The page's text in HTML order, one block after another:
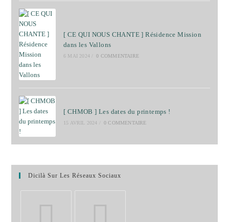
[ CE QUI NOUS CHANTE ] Résidence Mission
dans les Vallons
6 MAI 2024 0 COMMENTAIRE
[ CHMOB ] Les dates du printemps !
15 AVRIL 2024 0 COMMENTAIRE
Dicilà Sur Les Réseaux Sociaux